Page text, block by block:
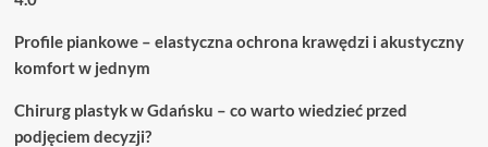
Profile piankowe – elastyczna ochrona krawędzi i akustyczny
komfort w jednym
Chirurg plastyk w Gdańsku – co warto wiedzieć przed
podjęciem decyzji?